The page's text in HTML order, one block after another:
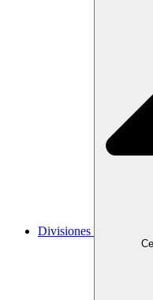
Divisiones